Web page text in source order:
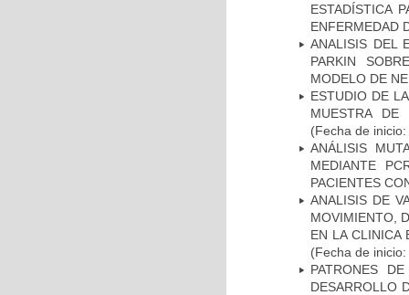
ESTADÍSTICA
ENFERMEDAD
ANALISIS DEL
PARKIN
MODELO DE
ESTUDIO DE
MUESTRA DE
(Fecha de
ANÁLISIS
MEDIANTE
PACIENTES
ANALISIS DE
MOVIMIENTO,
EN LA CLINICA
(Fecha de
PATRONES
DESARROLLO